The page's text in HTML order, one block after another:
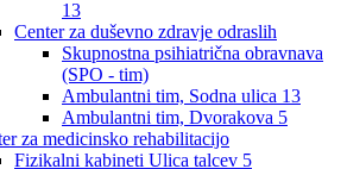
13
Center za duševno zdravje odraslih
Skupnostna psihiatrična obravnava
(SPO - tim)
Ambulantni tim, Sodna ulica 13
Ambulantni tim, Dvorakova 5
za medicinsko rehabilitacijo
Fizikalni kabineti Ulica talcev 5